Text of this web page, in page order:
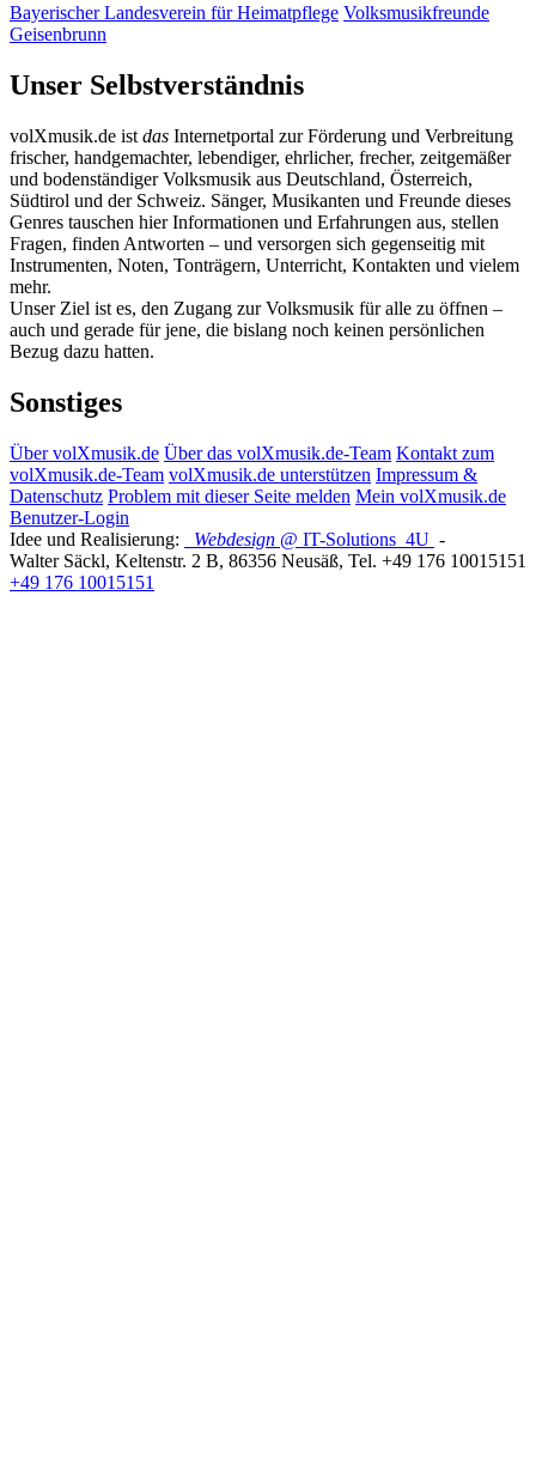
Bayerischer Landesverein für Heimatpflege Volksmusikfreunde
Geisenbrunn
Unser Selbstverständnis
volXmusik.de ist das Internetportal zur Förderung und Verbreitung
frischer, handgemachter, lebendiger, ehrlicher, frecher, zeitgemäßer
und bodenständiger Volksmusik aus Deutschland, Österreich,
Südtirol und der Schweiz. Sänger, Musikanten und Freunde dieses
Genres tauschen hier Informationen und Erfahrungen aus, stellen
Fragen, finden Antworten – und versorgen sich gegenseitig mit
Instrumenten, Noten, Tonträgern, Unterricht, Kontakten und vielem
mehr.
Unser Ziel ist es, den Zugang zur Volksmusik für alle zu öffnen –
auch und gerade für jene, die bislang noch keinen persönlichen
Bezug dazu hatten.
Sonstiges
Über volXmusik.de Über das volXmusik.de-Team Kontakt zum
volXmusik.de-Team volXmusik.de unterstützen Impressum &
Datenschutz Problem mit dieser Seite melden Mein volXmusik.de
Benutzer-Login
Idee und Realisierung:
Webdesign @ IT-Solutions 4U -
Walter Säckl, Keltenstr. 2 B, 86356 Neusäß, Tel. +49 176 10015151
+49 176 10015151